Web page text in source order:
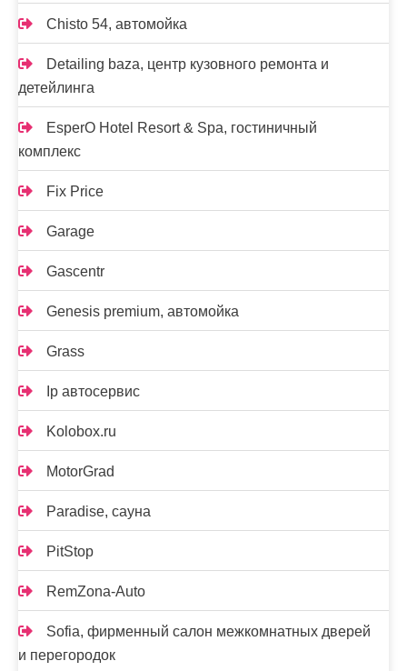
Chisto 54, автомойка
Detailing baza, центр кузовного ремонта и
детейлинга
EsperO Hotel Resort & Spa, гостиничный
комплекс
Fix Price
Garage
Gascentr
Genesis premium, автомойка
Grass
Ip автосервис
Kolobox.ru
MotorGrad
Paradise, сауна
PitStop
RemZona-Auto
Sofia, фирменный салон межкомнатных дверей
и перегородок